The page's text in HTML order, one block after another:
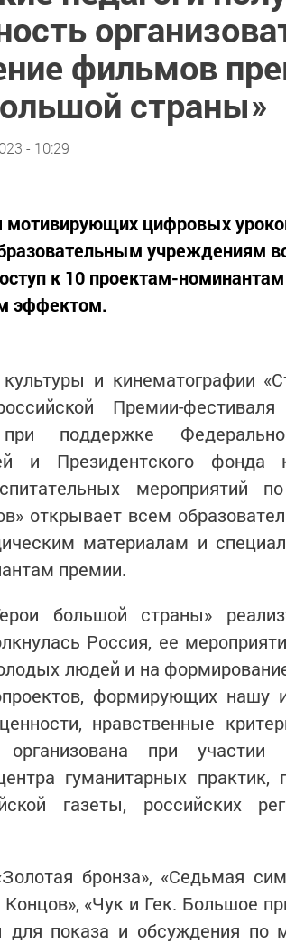
фильмов
страны»
- 10:29
мотивирующих цифровых
учреждениям
к 10 проектам-
эффектом.
и кинематографии
Премии-
при поддержке
и Президентского фонда
мероприятий
открывает всем
материалам и
премии.
большой страны»
Россия, ее
людей и на
формирующих нашу
нравственные
при участии
гуманитарных
газеты, российских
бронза», «Седьмая
«Чук и Гек. Большое
для показа и обсуждения по